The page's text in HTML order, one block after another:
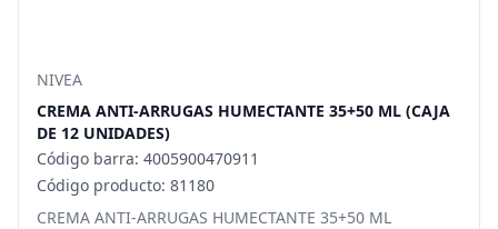
NIVEA
CREMA ANTI-ARRUGAS HUMECTANTE 35+50 ML (CAJA
DE 12 UNIDADES)
Código barra: 4005900470911
Código producto: 81180
CREMA ANTI-ARRUGAS HUMECTANTE 35+50 ML